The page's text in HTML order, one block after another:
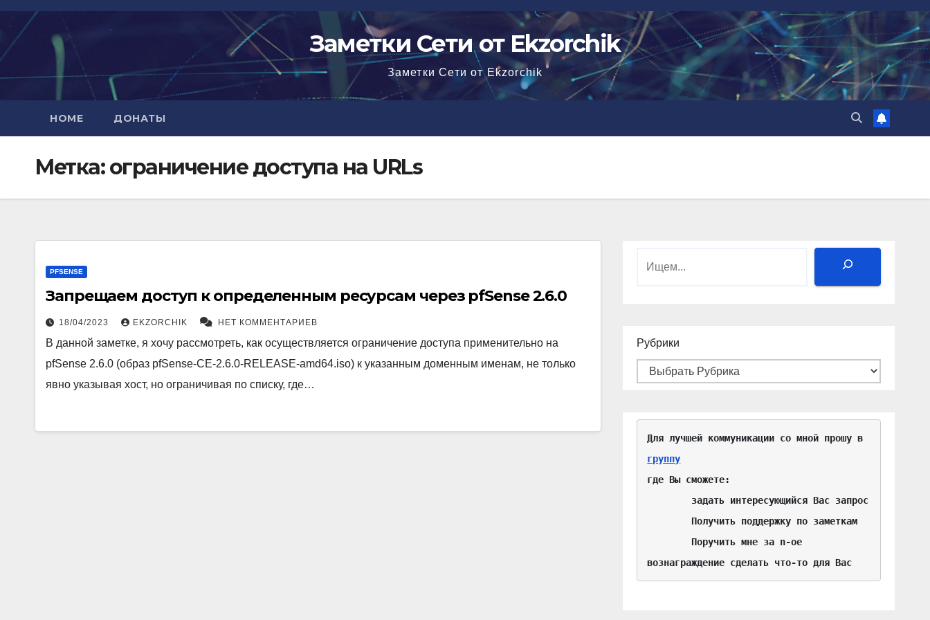
Перейти
содержимому
Заметки Сети от Ekzorchik
Заметки Сети от Ekzorchik
HOME ДОНАТЫ
Метка:ограничение доступа на URLs
PFSENSE
Запрещаем доступ к определенным ресурсам через pfSense 2.6.0
18/04/2023 EKZORCHIK НЕТ КОММЕНТАРИЕВ
В данной заметке, я хочу рассмотреть, как осуществляется ограничение доступа применительно на
pfSense 2.6.0 (образ pfSense-CE-2.6.0-RELEASE-amd64.iso) к указанным доменным именам, не только
явно указывая хост, но ограничивая по списку, где…
Поиск
Рубрики
группу
где Вы сможете:
вознаграждение сделать что-то для Вас